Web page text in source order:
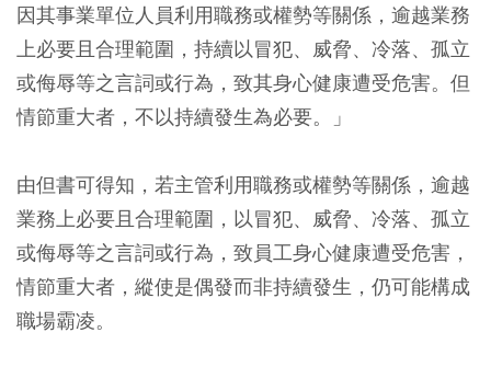
因其事業單位人員利用職務或權勢等關係，逾越業務
上必要且合理範圍，持續以冒犯、威脅、冷落、孤立
或侮辱等之言詞或行為，致其身心健康遭受危害。但
情節重大者，不以持續發生為必要。」
由但書可得知，若主管利用職務或權勢等關係，逾越
業務上必要且合理範圍，以冒犯、威脅、冷落、孤立
或侮辱等之言詞或行為，致員工身心健康遭受危害，
情節重大者，縱使是偶發而非持續發生，仍可能構成
職場霸凌。